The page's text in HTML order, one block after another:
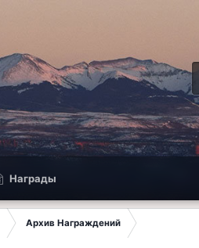
Награды
Архив Награждений